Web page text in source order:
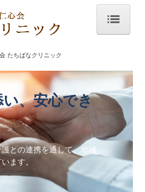
たちばなクリニック
、安心でき
との連携を通して、地域
ます。